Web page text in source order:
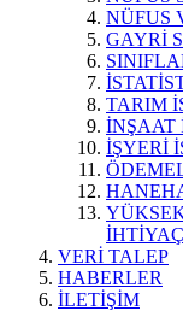
NÜFUS
GAYRİ
TARIM
İNŞAAT
İŞYERİ
VERİ TALEP
HABERLER
İLETİŞİM